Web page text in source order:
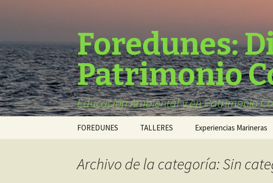
Foredunes:
Patrimonio
Educación Ambiental y en Patrimonio
Saltar
FOREDUNES
medios
TALLERES Experiencias Marineras
Archivo de la categoría: Sin